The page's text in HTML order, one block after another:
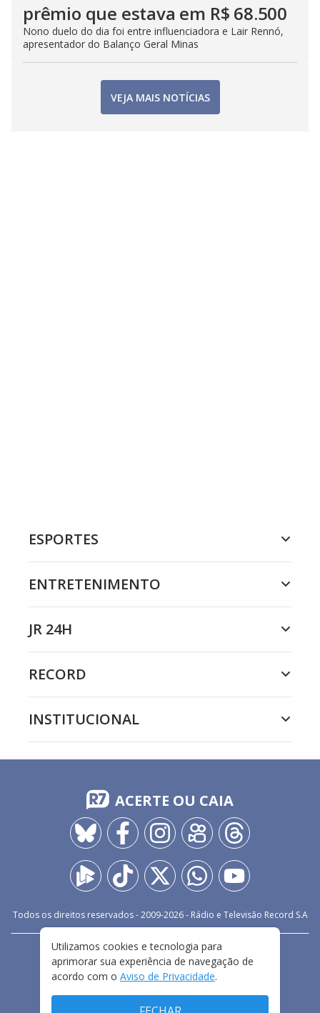
prêmio que estava em R$ 68.500
Nono duelo do dia foi entre influenciadora e Lair Rennó,
apresentador do Balanço Geral Minas
VEJA MAIS NOTÍCIAS
ESPORTES
ENTRETENIMENTO
JR 24H
RECORD
INSTITUCIONAL
ACERTE OU CAIA
Todos os direitos reservados - 2009-2026- Rádio e Televisão Record S.A
FALE CONOSCO
PRIVACIDADE
TERMOS E CONDIÇÕES DE USO
Utilizamos cookies e tecnologia para
aprimorar sua experiência de navegação de
acordo com o Aviso de Privacidade.